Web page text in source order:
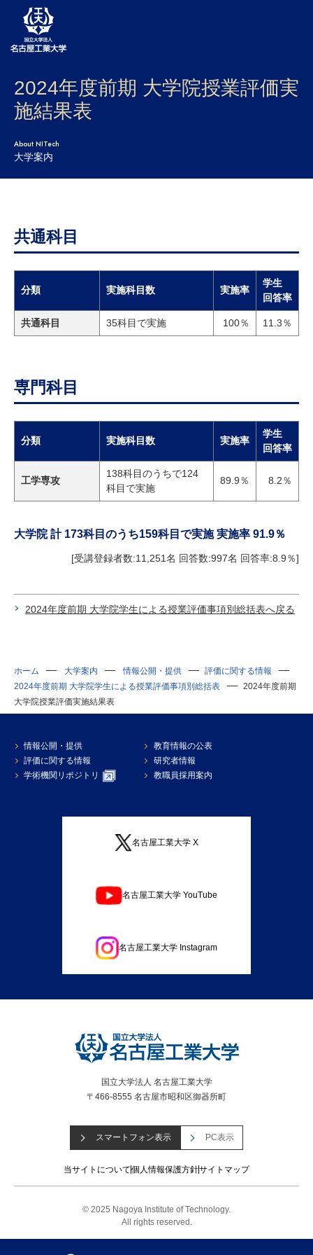
大学案内
学部・大学院・センター
入試
学生生活
社会連携
国際交流
研究・教員Navi
企業・研究者
寄附のお願い
資料請求
2024年度前期 大学院授業評価実
施結果表
About NITech
大学案内
共通科目
分類 実施科目数 実施率
学生
回答率
共通科目 35科目で実施 100％ 11.3％
専門科目
分類 実施科目数 実施率
学生
回答率
工学専攻
138科目のうちで124
科目で実施
89.9％ 8.2％
大学院 計 173科目のうち159科目で実施 実施率 91.9％
[受講登録者数:11,251名 回答数:997名 回答率:8.9％]
2024年度前期 大学院学生による授業評価事項別総括表へ戻る
ホーム 大学案内 情報公開・提供
評価に関する情報
2024年度前期 大学院学生による授業評価事項別総括表
2024年度前期
大学院授業評価実施結果表
情報公開・提供
教育情報の公表
評価に関する情報
研究者情報
学術機関リポジトリ
教職員採用案内
名古屋工業大学 X
名古屋工業大学 YouTube
名古屋工業大学 Instagram
国立大学法人 名古屋工業大学
〒466-8555 名古屋市昭和区御器所町
スマートフォン表示 PC表示
当サイトについて個人情報保護方針サイトマップ
© 2025 Nagoya Institute of Technology.
All rights reserved.